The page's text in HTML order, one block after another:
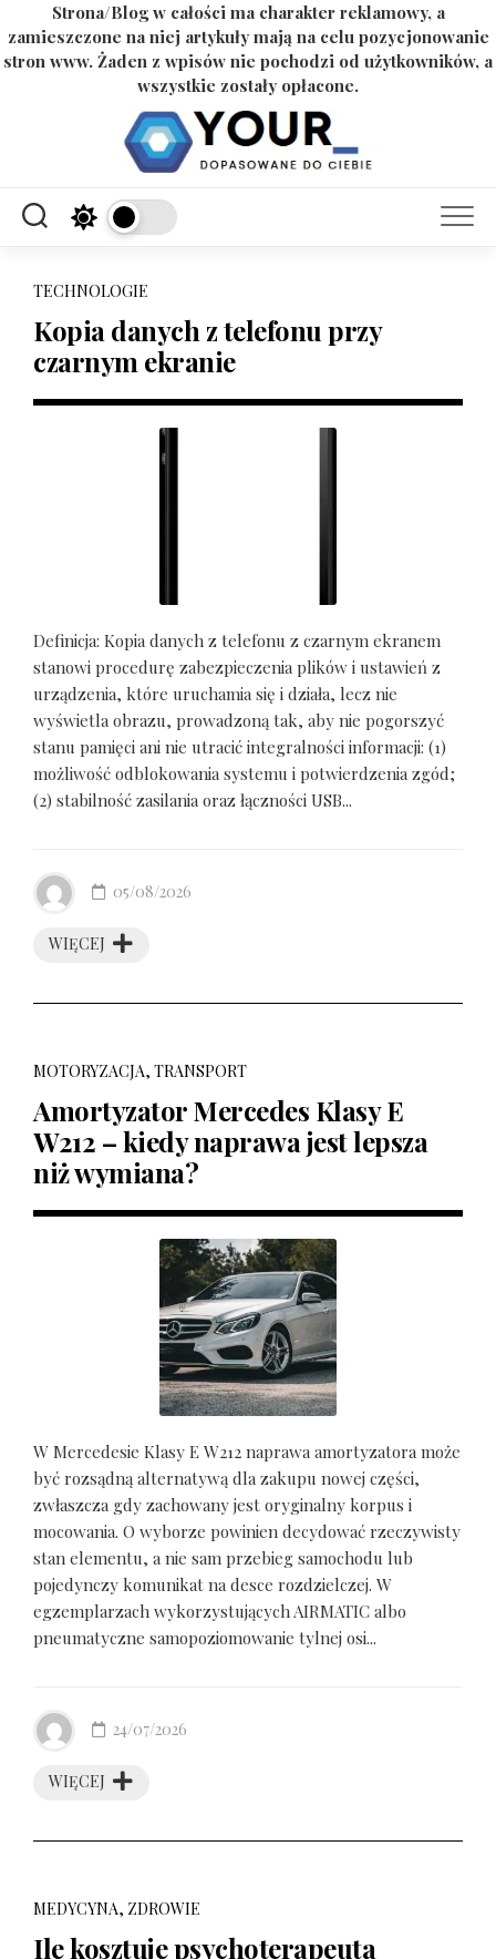
Strona/Blog w całości ma charakter reklamowy, a
zamieszczone na niej artykuły mają na celu pozycjonowanie
stron www. Żaden z wpisów nie pochodzi od użytkowników, a
wszystkie zostały opłacone.
TECHNOLOGIE
Kopia danych z telefonu przy
czarnym ekranie
Definicja: Kopia danych z telefonu z czarnym ekranem
stanowi procedurę zabezpieczenia plików i ustawień z
urządzenia, które uruchamia się i działa, lecz nie
wyświetla obrazu, prowadzoną tak, aby nie pogorszyć
stanu pamięci ani nie utracić integralności informacji: (1)
możliwość odblokowania systemu i potwierdzenia zgód;
(2) stabilność zasilania oraz łączności USB...
WIĘCEJ
05/08/2026
MOTORYZACJA, TRANSPORT
Amortyzator Mercedes Klasy E
W212 – kiedy naprawa jest lepsza
niż wymiana?
W Mercedesie Klasy E W212 naprawa amortyzatora może
być rozsądną alternatywą dla zakupu nowej części,
zwłaszcza gdy zachowany jest oryginalny korpus i
mocowania. O wyborze powinien decydować rzeczywisty
stan elementu, a nie sam przebieg samochodu lub
pojedynczy komunikat na desce rozdzielczej. W
egzemplarzach wykorzystujących AIRMATIC albo
pneumatyczne samopoziomowanie tylnej osi...
WIĘCEJ
24/07/2026
MEDYCYNA, ZDROWIE
Ile kosztuje psychoterapeuta